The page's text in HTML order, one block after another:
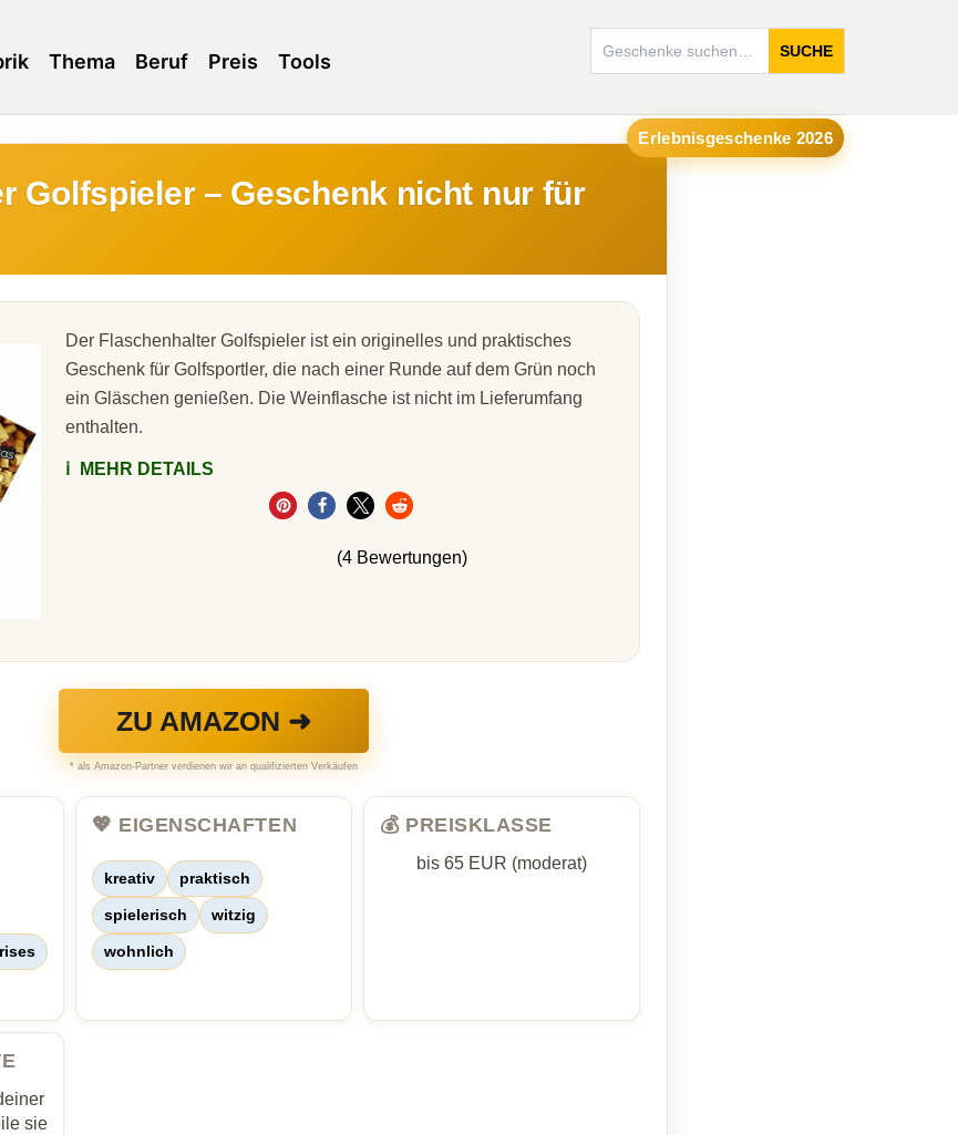
SUCHE
Thema Beruf Preis Tools
Erlebnisgeschenke 2026
Golfspieler – Geschenk nicht nur für
Der Flaschenhalter Golfspieler ist ein originelles und praktisches
Geschenk für Golfsportler, die nach einer Runde auf dem Grün noch
ein Gläschen genießen. Die Weinflasche ist nicht im Lieferumfang
enthalten.
ℹ️ MEHR DETAILS
(4 Bewertungen)
ZU AMAZON ➜
* als Amazon-Partner verdienen wir an qualifizierten Verkäufen
💖 EIGENSCHAFTEN
kreativ praktisch
spielerisch witzig
wohnlich
💰 PREISKLASSE
bis 65 EUR (moderat)
sie